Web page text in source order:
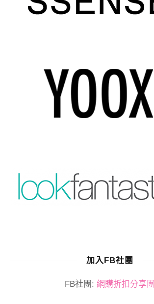
加入FB社團
FB社團: 網購折扣分享團